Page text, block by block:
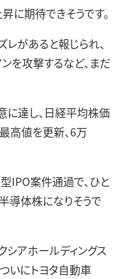
に期待できそうです。
があると報じられ、
を攻撃するなど、まだ
に達し、日経平均株価
高値を更新、6万
IPO案件通過で、ひと
導体株になりそうで
アホールディングス
いにトヨタ自動車